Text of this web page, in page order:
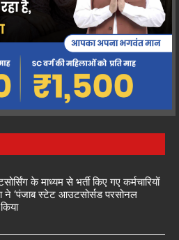
के माध्यम से भर्ती किए गए कर्मचारियों
‘पंजाब स्टेट आउटसोर्सड परसोनल